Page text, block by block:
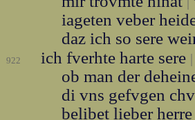
iageten veber
daz ich so sere
922 ich fverhte harte sere |
ob man der
di vns gefvgen
belibet lieber